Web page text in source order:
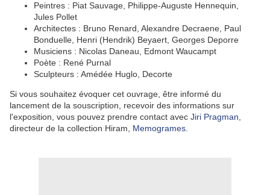
Peintres : Piat Sauvage, Philippe-Auguste Hennequin,
Jules Pollet
Architectes : Bruno Renard, Alexandre Decraene, Paul
Bonduelle, Henri (Hendrik) Beyaert, Georges Deporre
Musiciens : Nicolas Daneau, Edmont Waucampt
Poète : René Purnal
Sculpteurs : Amédée Huglo, Decorte
Si vous souhaitez évoquer cet ouvrage, être informé du
lancement de la souscription, recevoir des informations sur
l'exposition, vous pouvez prendre contact avec Jiri Pragman
directeur de la collection Hiram, Memogrames